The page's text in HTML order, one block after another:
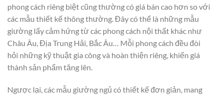
phong cách riêng biệt cũng thường có giá bán cao hơn so với
các mẫu thiết kế thông thường. Đây có thể là những mẫu
giường lấy cảm hứng từ các phong cách nội thất khác như
Châu Âu, Địa Trung Hải, Bắc Âu… Mỗi phong cách đều đòi
hỏi những kỹ thuật gia công và hoàn thiện riêng, khiến giá
thành sản phẩm tăng lên.
Ngược lại, các mẫu giường ngủ có thiết kế đơn giản, mang